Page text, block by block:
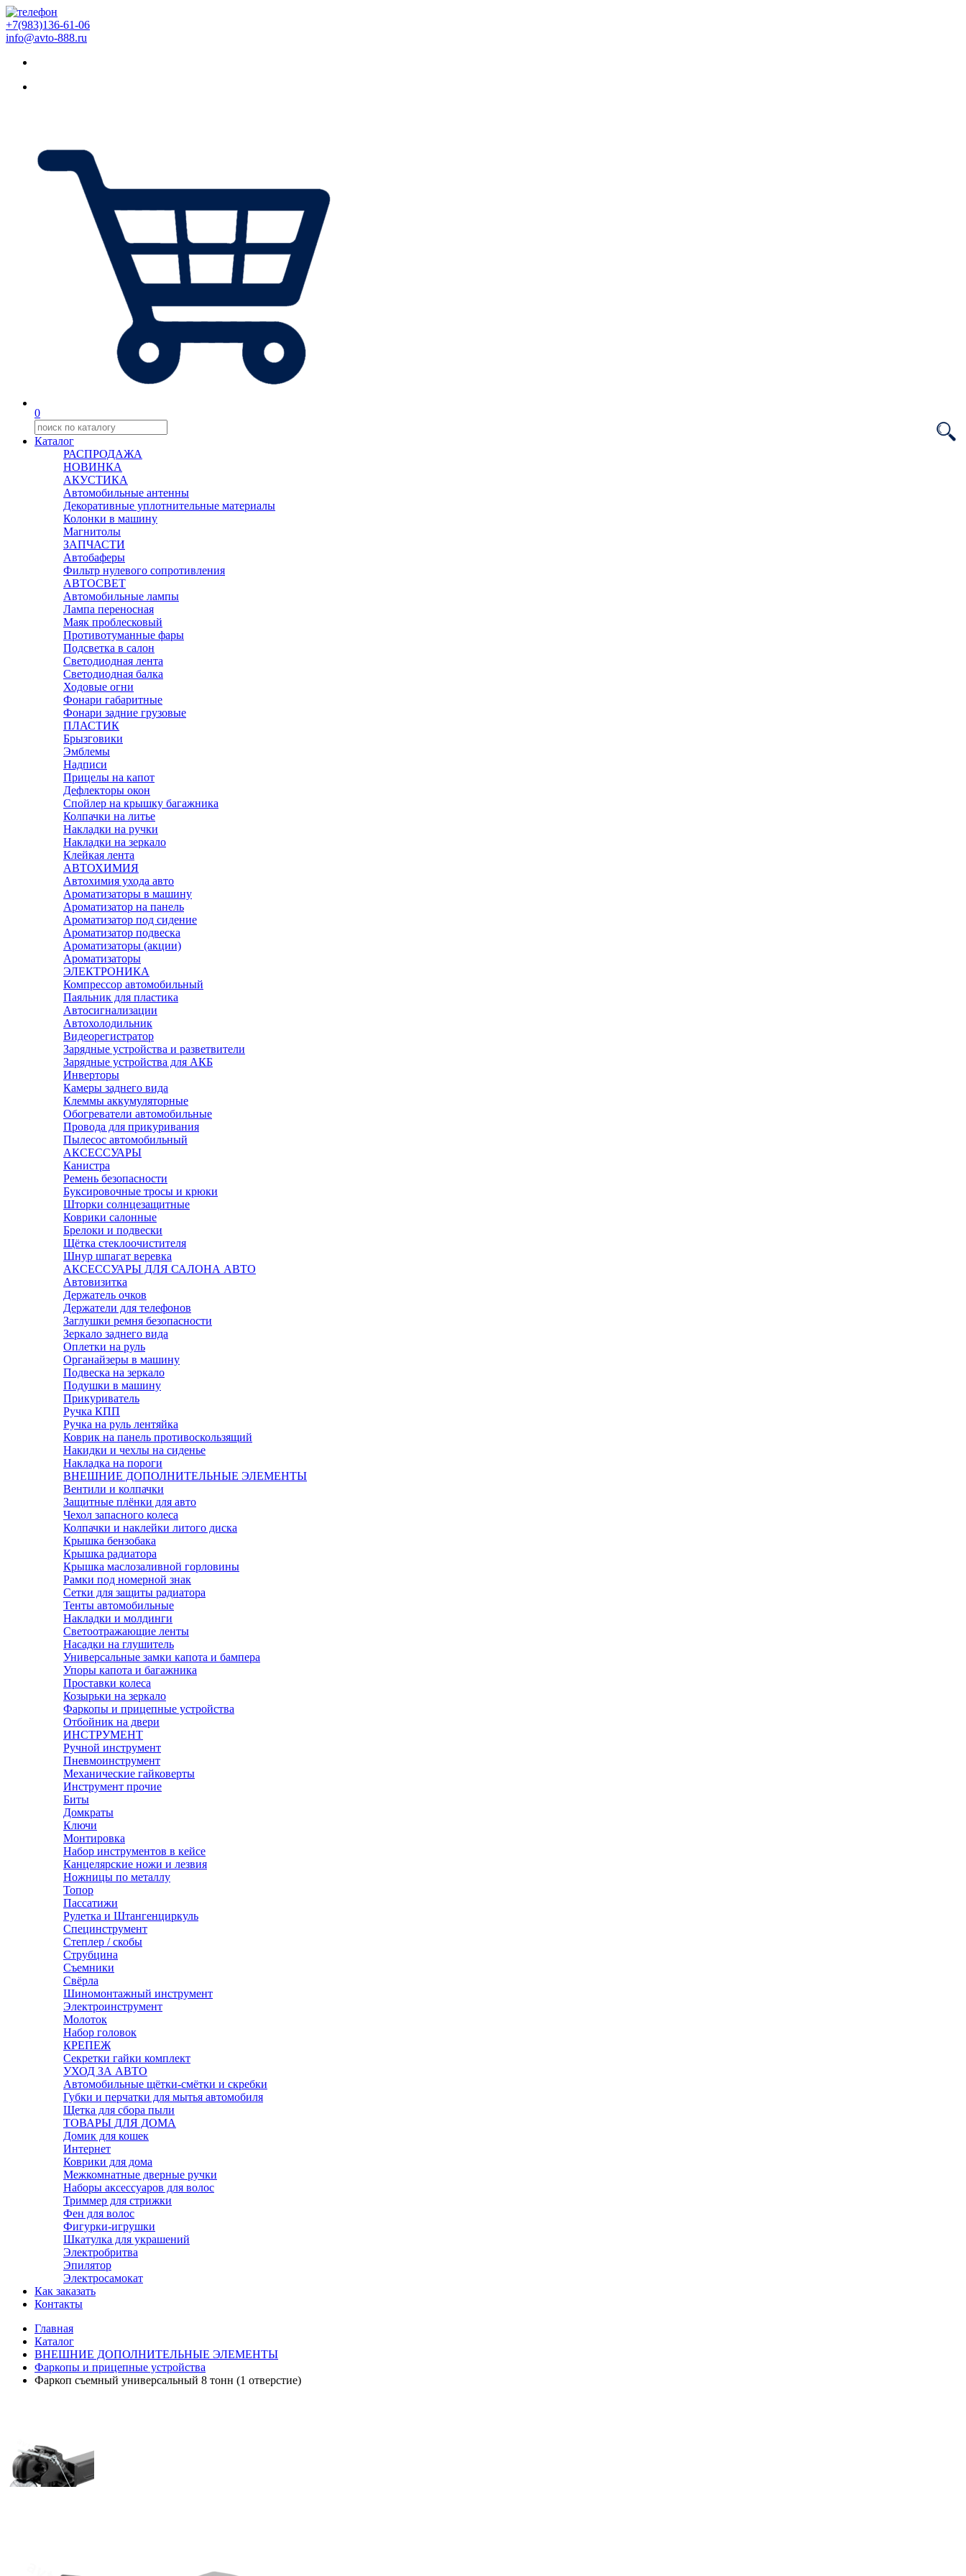
+7(983)136-61-06
info@avto-888.ru
0
Каталог
РАСПРОДАЖА
НОВИНКА
АКУСТИКА
Автомобильные антенны
Декоративные уплотнительные материалы
Колонки в машину
Магнитолы
ЗАПЧАСТИ
Автобаферы
Фильтр нулевого сопротивления
АВТОСВЕТ
Автомобильные лампы
Лампа переносная
Маяк проблесковый
Противотуманные фары
Подсветка в салон
Светодиодная лента
Светодиодная балка
Ходовые огни
Фонари габаритные
Фонари задние грузовые
ПЛАСТИК
Брызговики
Эмблемы
Надписи
Прицелы на капот
Дефлекторы окон
Спойлер на крышку багажника
Колпачки на литье
Накладки на ручки
Накладки на зеркало
Клейкая лента
АВТОХИМИЯ
Автохимия ухода авто
Ароматизаторы в машину
Ароматизатор на панель
Ароматизатор под сидение
Ароматизатор подвеска
Ароматизаторы (акции)
Ароматизаторы
ЭЛЕКТРОНИКА
Компрессор автомобильный
Паяльник для пластика
Автосигнализации
Автохолодильник
Видеорегистратор
Зарядные устройства и разветвители
Зарядные устройства для АКБ
Инверторы
Камеры заднего вида
Клеммы аккумуляторные
Обогреватели автомобильные
Провода для прикуривания
Пылесос автомобильный
АКСЕССУАРЫ
Канистра
Ремень безопасности
Буксировочные тросы и крюки
Шторки солнцезащитные
Коврики салонные
Брелоки и подвески
Щётка стеклоочистителя
Шнур шпагат веревка
АКСЕССУАРЫ ДЛЯ САЛОНА АВТО
Автовизитка
Держатель очков
Держатели для телефонов
Заглушки ремня безопасности
Зеркало заднего вида
Оплетки на руль
Органайзеры в машину
Подвеска на зеркало
Подушки в машину
Прикуриватель
Ручка КПП
Ручка на руль лентяйка
Коврик на панель противоскользящий
Накидки и чехлы на сиденье
Накладка на пороги
ВНЕШНИЕ ДОПОЛНИТЕЛЬНЫЕ ЭЛЕМЕНТЫ
Вентили и колпачки
Защитные плёнки для авто
Чехол запасного колеса
Колпачки и наклейки литого диска
Крышка бензобака
Крышка радиатора
Крышка маслозаливной горловины
Рамки под номерной знак
Сетки для защиты радиатора
Тенты автомобильные
Накладки и молдинги
Светоотражающие ленты
Насадки на глушитель
Универсальные замки капота и бампера
Упоры капота и багажника
Проставки колеса
Козырьки на зеркало
Фаркопы и прицепные устройства
Отбойник на двери
ИНСТРУМЕНТ
Ручной инструмент
Пневмоинструмент
Механические гайковерты
Инструмент прочиe
Биты
Домкраты
Ключи
Монтировка
Набор инструментов в кейсе
Канцелярские ножи и лезвия
Ножницы по металлу
Топор
Пассатижи
Рулетка и Штангенциркуль
Специнструмент
Степлер / скобы
Струбцина
Съемники
Свёрла
Шиномонтажный инструмент
Электроинструмент
Молоток
Набор головок
КРЕПЕЖ
Секретки гайки комплект
УХОД ЗА АВТО
Автомобильные щётки-смётки и скребки
Губки и перчатки для мытья автомобиля
Щетка для сбора пыли
ТОВАРЫ ДЛЯ ДОМА
Домик для кошек
Интернет
Коврики для дома
Межкомнатные дверные ручки
Наборы аксессуаров для волос
Триммер для стрижки
Фен для волос
Фигурки-игрушки
Шкатулка для украшений
Электробритва
Эпилятор
Электросамокат
Как заказать
Контакты
Главная
Каталог
ВНЕШНИЕ ДОПОЛНИТЕЛЬНЫЕ ЭЛЕМЕНТЫ
Фаркопы и прицепные устройства
Фаркоп съемный универсальный 8 тонн (1 отверстие)